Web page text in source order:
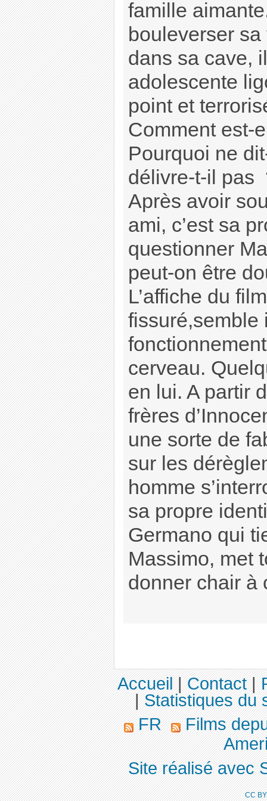
famille
bouleverser
dans sa cave,
adolescente
point et
Comment est-
Pourquoi ne
délivre-t-il pas
Après avoir
ami, c’est sa
questionner
peut-on être
L’affiche du
fissuré,semble
cerveau.
en lui. A partir
frères
une sorte de
sur les
homme
sa propre
Germano qui
Massimo, met
donner chair à
Accueil|Contact|
|Statistiques du
FR
Films
Site réalisé avec
CC